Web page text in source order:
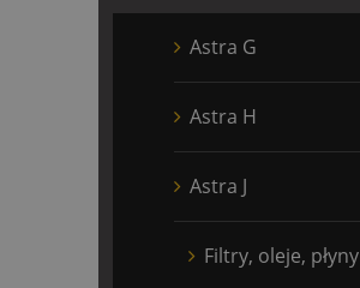
Astra G
Astra H
Astra J
Filtry, oleje, płyny